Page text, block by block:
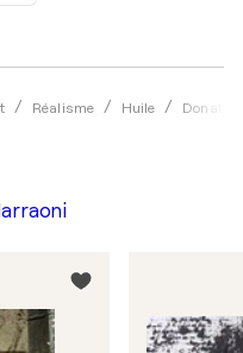
Réalisme Huile